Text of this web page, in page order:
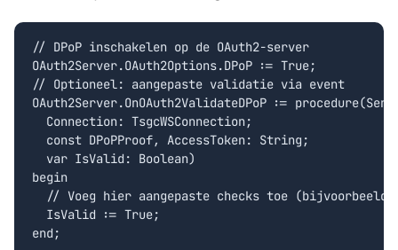
// DPoP inschakelen op de OAuth2-server
OAuth2Server.OAuth2Options.DPoP := True;
// Optioneel: aangepaste validatie via event
OAuth2Server.OnOAuth2ValidateDPoP :=
  Connection: TsgcWSConnection;
  const DPoPProof, AccessToken: String;
  var IsValid: Boolean)
begin
// Voeg hier aangepaste checks toe (bijvoorbeeld
  IsValid := True;
end;